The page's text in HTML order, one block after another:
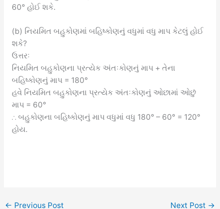
60° હોઈ શકે.
(b) નિયમિત બહુકોણમાં બહિષ્કોણનું વધુમાં વધુ માપ કેટલું હોઈ
શકે?
ઉત્તરઃ
નિયમિત બહુકોણના પ્રત્યેક અંતઃકોણનું માપ + તેના
બહિષ્કોણનું માપ = 180°
હવે નિયમિત બહુકોણના પ્રત્યેક અંતઃકોણનું ઓછામાં ઓછું
માપ = 60°
∴ બહુકોણના બહિષ્કોણનું માપ વધુમાં વધુ 180° – 60° = 120°
હોય.
← Previous Post Next Post →